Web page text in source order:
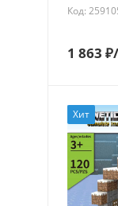
Код:
1 863 ₽
Хит